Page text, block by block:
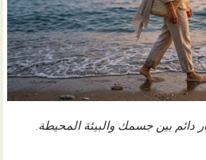
دائم بين جسمك والبيئة المحيطة.